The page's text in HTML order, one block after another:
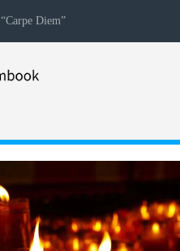
“Carpe Diem”